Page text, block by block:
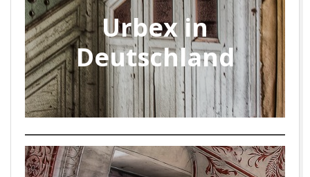
Urbex in
Deutschland